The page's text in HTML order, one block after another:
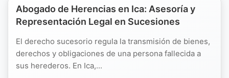
Abogado de Herencias en Ica: Asesoría y
Representación Legal en Sucesiones
El derecho sucesorio regula la transmisión de bienes,
derechos y obligaciones de una persona fallecida a
sus herederos. En Ica,...